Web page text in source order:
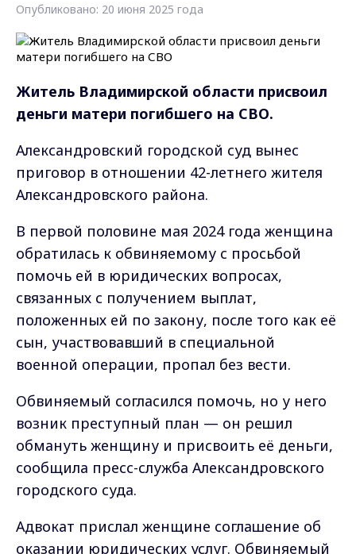
Опубликовано: 20 июня 2025 года
Житель Владимирской области присвоил
деньги матери погибшего на СВО.
Александровский городской суд вынес
приговор в отношении 42-летнего жителя
Александровского района.
В первой половине мая 2024 года женщина
обратилась к обвиняемому с просьбой
помочь ей в юридических вопросах,
связанных с получением выплат,
положенных ей по закону, после того как её
сын, участвовавший в специальной
военной операции, пропал без вести.
Обвиняемый согласился помочь, но у него
возник преступный план — он решил
обмануть женщину и присвоить её деньги,
сообщила пресс-служба Александровского
городского суда.
Адвокат прислал женщине соглашение об
оказании юридических услуг. Обвиняемый